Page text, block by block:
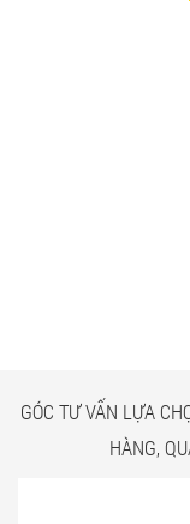
GÓC TƯ VẤN LỰA
HÀNG,